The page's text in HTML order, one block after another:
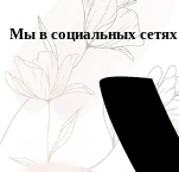
Мы в социальных сетях